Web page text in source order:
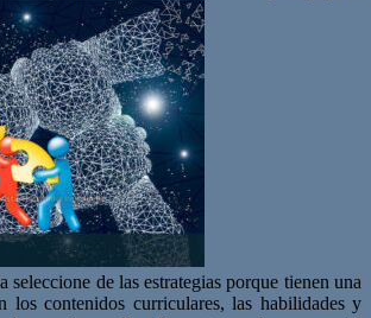
seleccione de las estrategias porque tienen una
los contenidos curriculares, las habilidades y